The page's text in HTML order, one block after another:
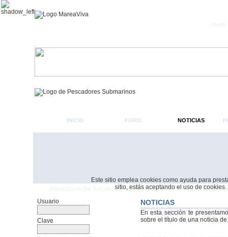
Este sitio emplea cookies como ayuda para
sitio, estás aceptando el uso de cookies.
INICIO FORO NOTICIAS
Usuario
Clave
NOTICIAS
En esta sección te
sobre el título de una noticia